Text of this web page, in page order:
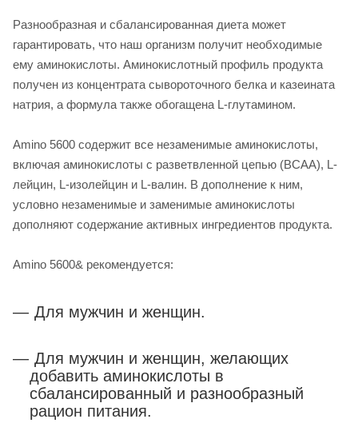
Разнообразная и сбалансированная диета может
гарантировать, что наш организм получит необходимые
ему аминокислоты. Аминокислотный профиль продукта
получен из концентрата сывороточного белка и казеината
натрия, а формула также обогащена L-глутамином.
Amino 5600 содержит все незаменимые аминокислоты,
включая аминокислоты с разветвленной цепью (BCAA), L-
лейцин, L-изолейцин и L-валин. В дополнение к ним,
условно незаменимые и заменимые аминокислоты
дополняют содержание активных ингредиентов продукта.
Amino 5600& рекомендуется:
Для мужчин и женщин.
Для мужчин и женщин, желающих
добавить аминокислоты в
сбалансированный и разнообразный
рацион питания.